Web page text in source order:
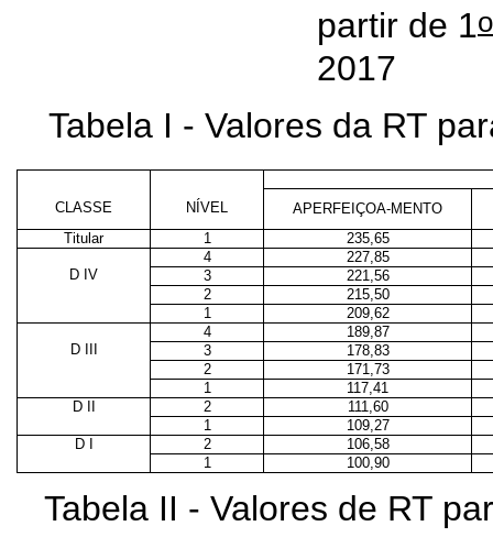
partir de 1o
2017
Tabela I - Valores da RT
CLASSE NÍVEL
APERFEIÇOA-MENTO
Titular
1
235,65
4
227,85
D IV
3
221,56
2
215,50
1
209,62
4
189,87
D III
3
178,83
2
171,73
1
117,41
D II
2
111,60
1
109,27
D I
2
106,58
1
100,90
Tabela II - Valores de RT